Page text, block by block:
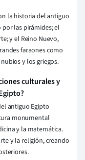
la historia del antiguo
las pirámides; el
y el Reino Nuevo,
faraones como
y los griegos.
culturales y
antiguo Egipto
monumental
y la matemática.
y la religión, creando